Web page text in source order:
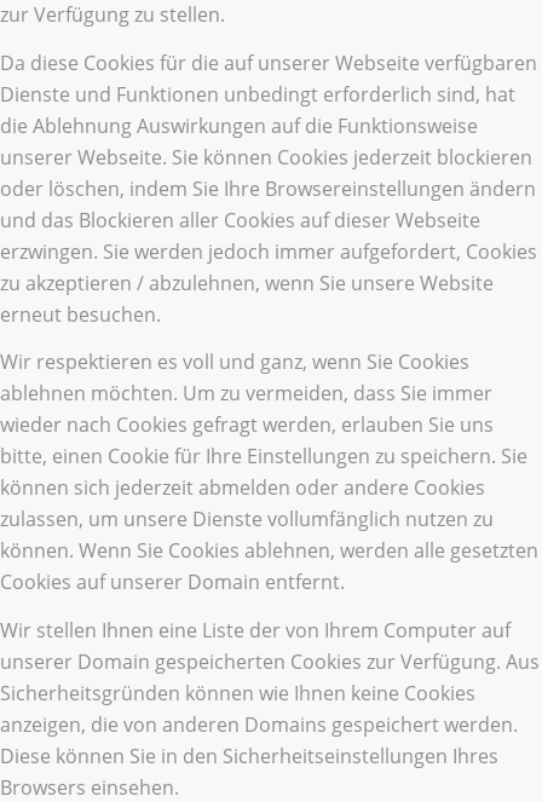
zur Verfügung zu stellen.
Da diese Cookies für die auf unserer Webseite verfügbaren
Dienste und Funktionen unbedingt erforderlich sind, hat
die Ablehnung Auswirkungen auf die Funktionsweise
unserer Webseite. Sie können Cookies jederzeit blockieren
oder löschen, indem Sie Ihre Browsereinstellungen ändern
und das Blockieren aller Cookies auf dieser Webseite
erzwingen. Sie werden jedoch immer aufgefordert, Cookies
zu akzeptieren / abzulehnen, wenn Sie unsere Website
erneut besuchen.
Wir respektieren es voll und ganz, wenn Sie Cookies
ablehnen möchten. Um zu vermeiden, dass Sie immer
wieder nach Cookies gefragt werden, erlauben Sie uns
bitte, einen Cookie für Ihre Einstellungen zu speichern. Sie
können sich jederzeit abmelden oder andere Cookies
zulassen, um unsere Dienste vollumfänglich nutzen zu
können. Wenn Sie Cookies ablehnen, werden alle gesetzten
Cookies auf unserer Domain entfernt.
Wir stellen Ihnen eine Liste der von Ihrem Computer auf
unserer Domain gespeicherten Cookies zur Verfügung. Aus
Sicherheitsgründen können wie Ihnen keine Cookies
anzeigen, die von anderen Domains gespeichert werden.
Diese können Sie in den Sicherheitseinstellungen Ihres
Browsers einsehen.